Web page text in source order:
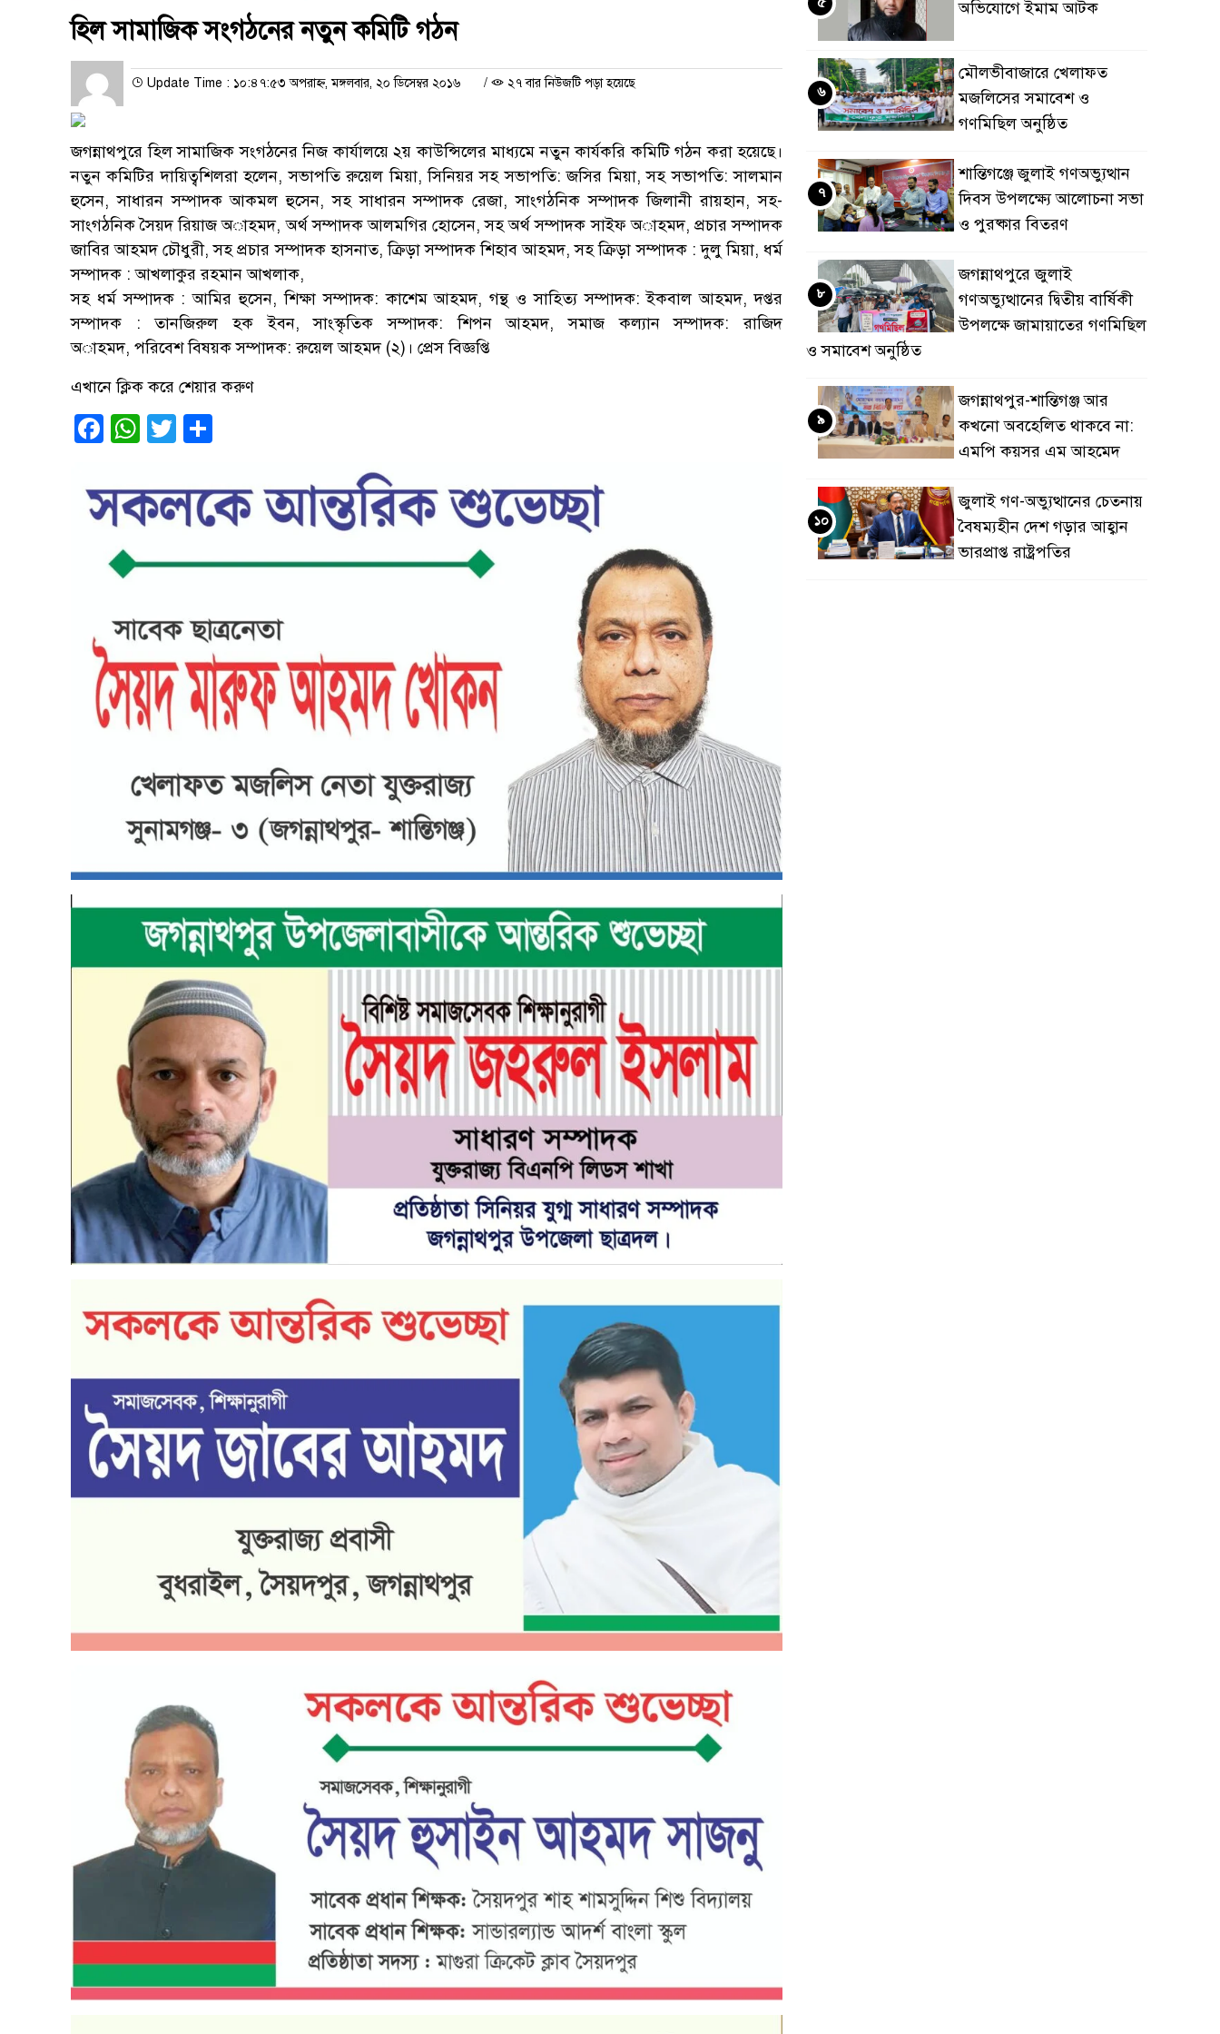
হিল সামাজিক সংগঠনের নতুন কমিটি গঠন
Update Time : ১০:৪৭:৫৩ অপরাহ্ন, মঙ্গলবার, ২০ ডিসেম্বর ২০১৬ / ২৭ বার নিউজটি পড়া হয়েছে
জগন্নাথপুরে হিল সামাজিক সংগঠনের নিজ কার্যালয়ে ২য় কাউন্সিলের মাধ্যমে নতুন কার্যকরি কমিটি গঠন করা হয়েছে।
নতুন কমিটির দায়িত্বশিলরা হলেন, সভাপতি রুয়েল মিয়া, সিনিয়র সহ সভাপতি: জসির মিয়া, সহ সভাপতি: সালমান
হুসেন, সাধারন সম্পাদক আকমল হুসেন, সহ সাধারন সম্পাদক রেজা, সাংগঠনিক সম্পাদক জিলানী রায়হান, সহ-
সাংগঠনিক সৈয়দ রিয়াজ অাহমদ, অর্থ সম্পাদক আলমগির হোসেন, সহ অর্থ সম্পাদক সাইফ অাহমদ, প্রচার সম্পাদক
জাবির আহমদ চৌধুরী, সহ প্রচার সম্পাদক হাসনাত, ক্রিড়া সম্পাদক শিহাব আহমদ, সহ ক্রিড়া সম্পাদক : দুলু মিয়া, ধর্ম
সম্পাদক : আখলাকুর রহমান আখলাক,
সহ ধর্ম সম্পাদক : আমির হুসেন, শিক্ষা সম্পাদক: কাশেম আহমদ, গন্থ ও সাহিত্য সম্পাদক: ইকবাল আহমদ, দপ্তর
সম্পাদক : তানজিরুল হক ইবন, সাংস্কৃতিক সম্পাদক: শিপন আহমদ, সমাজ কল্যান সম্পাদক: রাজিদ
অাহমদ, পরিবেশ বিষয়ক সম্পাদক: রুয়েল আহমদ (২)। প্রেস বিজ্ঞপ্তি
এখানে ক্লিক করে শেয়ার করুণ
Facebook
WhatsApp
Twitter
অভিযোগে ইমাম আটক
মৌলভীবাজারে খেলাফত
মজলিসের সমাবেশ ও
গণমিছিল অনুষ্ঠিত
৬
শান্তিগঞ্জে জুলাই গণঅভ্যুত্থান
দিবস উপলক্ষ্যে আলোচনা সভা
ও পুরষ্কার বিতরণ
৭
জগন্নাথপুরে জুলাই
গণঅভ্যুত্থানের দ্বিতীয় বার্ষিকী
উপলক্ষে জামায়াতের গণমিছিল
ও সমাবেশ অনুষ্ঠিত
৮
জগন্নাথপুর-শান্তিগঞ্জ আর
কখনো অবহেলিত থাকবে না:
এমপি কয়সর এম আহমেদ
৯
জুলাই গণ-অভ্যুত্থানের চেতনায়
বৈষম্যহীন দেশ গড়ার আহ্বান
ভারপ্রাপ্ত রাষ্ট্রপতির
১০